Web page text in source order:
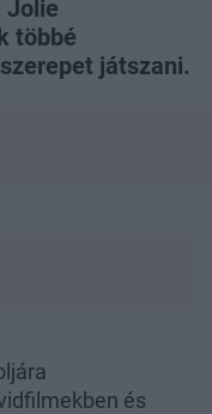
Jolie
többé
játszani.
és